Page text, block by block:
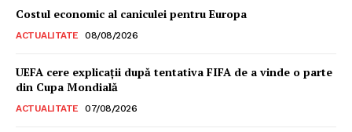
Costul economic al caniculei pentru Europa
ACTUALITATE 08/08/2026
UEFA cere explicații după tentativa FIFA de a vinde o parte
din Cupa Mondială
ACTUALITATE 07/08/2026